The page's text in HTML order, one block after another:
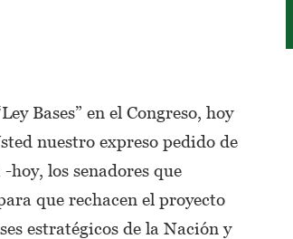
Bases” en el Congreso, hoy
nuestro expreso pedido de
los senadores que
que rechacen el proyecto
estratégicos de la Nación y